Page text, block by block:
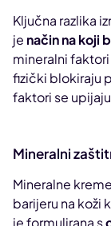
Ključna razlika
je način na koji
mineralni
fizički blokiraju
faktori se
Mineralni
Mineralne
barijeru na koži